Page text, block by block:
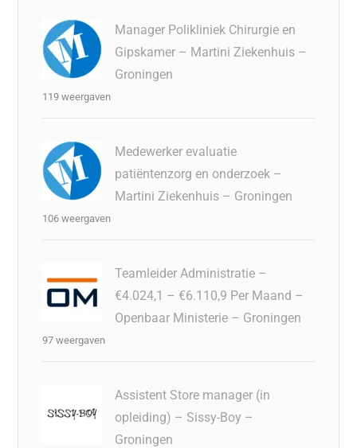
Manager Polikliniek Chirurgie en
Gipskamer – Martini Ziekenhuis –
Groningen
119 weergaven
Medewerker evaluatie
patiëntenzorg en onderzoek –
Martini Ziekenhuis – Groningen
106 weergaven
Teamleider Administratie –
€4.024,1 – €6.110,9 Per Maand –
Openbaar Ministerie – Groningen
97 weergaven
Assistent Store manager (in
opleiding) – Sissy-Boy –
Groningen